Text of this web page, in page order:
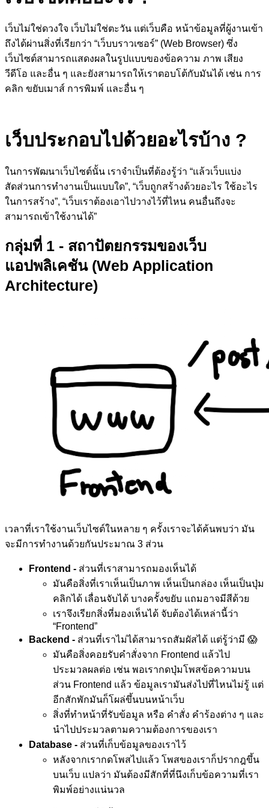
เว็บไม่ใช่ดวงใจ เว็บไม่ใช่ตะวัน แต่เว็บคือ หน้าข้อมูลที่ผู้งานเข้า
ถึงได้ผ่านสิ่งที่เรียกว่า “เว็บบราวเซอร์” (Web Browser) ซึ่ง
เว็บไซต์สามารถแสดงผลในรูปแบบของข้อความ ภาพ เสียง
วีดีโอ และอื่น ๆ และยังสามารถให้เราตอบโต้กับมันได้ เช่น การ
คลิก ขยับเมาส์ การพิมพ์ และอื่น ๆ
เว็บประกอบไปด้วยอะไรบ้าง ?
ในการพัฒนาเว็บไซต์นั้น เราจำเป็นที่ต้องรู้ว่า “แล้วเว็บแบ่ง
สัดส่วนการทำงานเป็นแบบใด”, “เว็บถูกสร้างด้วยอะไร ใช้อะไร
ในการสร้าง”, “เว็บเราต้องเอาไปวางไว้ที่ไหน คนอื่นถึงจะ
สามารถเข้าใช้งานได้”
กลุ่มที่ 1 - สถาปัตยกรรมของเว็บ
แอปพลิเคชัน (Web Application
Architecture)
เวลาที่เราใช้งานเว็บไซต์ในหลาย ๆ ครั้งเราจะได้ค้นพบว่า มัน
จะมีการทำงานด้วยกันประมาณ 3 ส่วน
Frontend - ส่วนที่เราสามารถมองเห็นได้
มันคือสิ่งที่เราเห็นเป็นภาพ เห็นเป็นกล่อง เห็นเป็นปุ่ม
คลิกได้ เลื่อนจับได้ บางครั้งขยับ แถมอาจมีสีด้วย
เราจึงเรียกสิ่งที่มองเห็นได้ จับต้องได้เหล่านี้ว่า
“Frontend”
Backend - ส่วนที่เราไม่ได้สามารถสัมผัสได้ แต่รู้ว่ามี 😱
มันคือสิ่งคอยรับคำสั่งจาก Frontend แล้วไป
ประมวลผลต่อ เช่น พอเรากดปุ่มโพสข้อความบน
ส่วน Frontend แล้ว ข้อมูลเรามันส่งไปที่ไหนไม่รู้ แต่
อีกสักพักมันก็โผล่ขึ้นบนหน้าเว็บ
สิ่งที่ทำหน้าที่รับข้อมูล หรือ คำสั่ง คำร้องต่าง ๆ และ
นำไปประมวลตามความต้องการของเรา
Database - ส่วนที่เก็บข้อมูลของเราไว้
หลังจากเรากดโพสไปแล้ว โพสของเราก็ปรากฎขึ้น
บนเว็บ แปลว่า มันต้องมีสักที่ที่นึงเก็บข้อความที่เรา
พิมพ์อย่างแน่นวล